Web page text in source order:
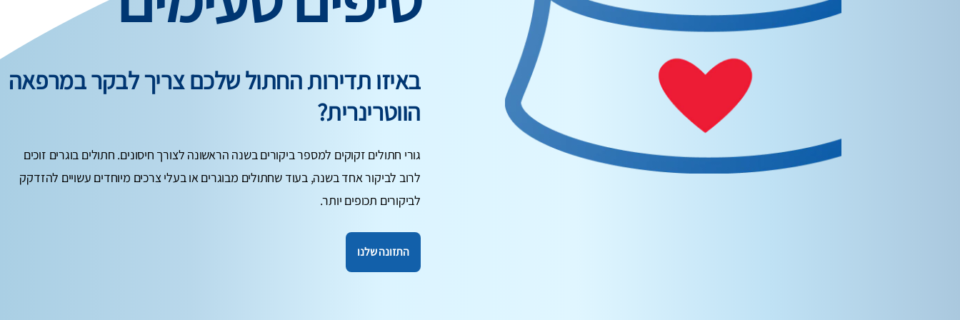
באיזו תדירות החתול שלכם צריך לבקר במרפאה
הווטרינרית?
גורי חתולים זקוקים למספר ביקורים בשנה הראשונה לצורך חיסונים. חתולים בוגרים זוכים
לרוב לביקור אחד בשנה, בעוד שחתולים מבוגרים או בעלי צרכים מיוחדים עשויים להזדקק
לביקורים תכופים יותר.
התזונה שלנו